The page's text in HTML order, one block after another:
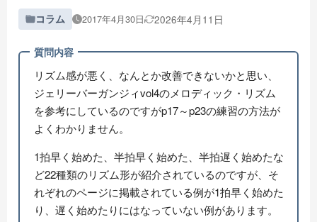
コラム 2017年4月30日 2026年4月11日
質問内容
リズム感が悪く、なんとか改善できないかと思い、
ジェリーバーガンジィvol4のメロディック・リズム
を参考にしているのですがp17～p23の練習の方法が
よくわかりません。
1拍早く始めた、半拍早く始めた、半拍遅く始めたな
ど22種類のリズム形が紹介されているのですが、そ
れぞれのページに掲載されている例が1拍早く始めた
り、遅く始めたりにはなっていない例があります。